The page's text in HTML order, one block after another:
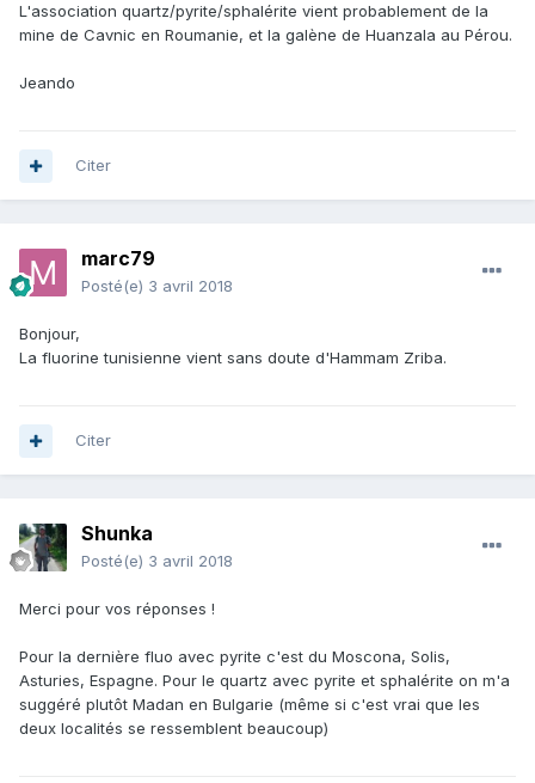
L'association quartz/pyrite/sphalérite vient probablement de la
mine de Cavnic en Roumanie, et la galène de Huanzala au Pérou.
Jeando
Citer
marc79
Posté(e) 3 avril 2018
Bonjour,
La fluorine tunisienne vient sans doute d'Hammam Zriba.
Citer
Shunka
Posté(e) 3 avril 2018
Merci pour vos réponses !
Pour la dernière fluo avec pyrite c'est du Moscona, Solis,
Asturies, Espagne. Pour le quartz avec pyrite et sphalérite on m'a
suggéré plutôt Madan en Bulgarie (même si c'est vrai que les
deux localités se ressemblent beaucoup)